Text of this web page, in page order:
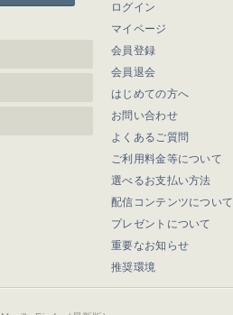
ログイン
マイページ
会員登録
会員退会
はじめての方へ
お問い合わせ
よくあるご質問
ご利用料金等について
選べるお支払い方法
配信コンテンツについて
プレゼントについて
重要なお知らせ
推奨環境